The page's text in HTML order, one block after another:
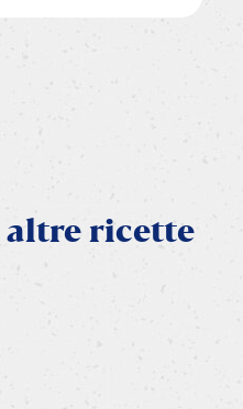
altre ricette